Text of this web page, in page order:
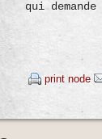
qui
print node